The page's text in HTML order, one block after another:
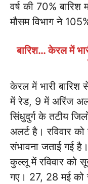
वर्ष की 70% बारिश
मौसम विभाग ने
बारिश… केरल में
केरल में भारी
में रेड, 9 में अरिंज
सिंधुदुर्ग के तटीय
अलर्ट है। रविवार को
संभावना जताई गई
कुल्लू में रविवार को
गए। 27, 28 मई को